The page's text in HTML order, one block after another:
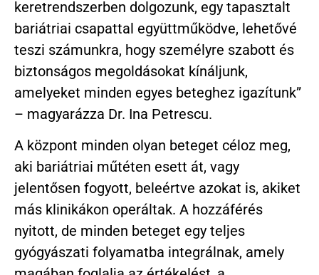
keretrendszerben dolgozunk, egy tapasztalt
bariátriai csapattal együttműködve, lehetővé
teszi számunkra, hogy személyre szabott és
biztonságos megoldásokat kínáljunk,
amelyeket minden egyes beteghez igazítunk”
– magyarázza Dr. Ina Petrescu.
A központ minden olyan beteget céloz meg,
aki bariátriai műtéten esett át, vagy
jelentősen fogyott, beleértve azokat is, akiket
más klinikákon operáltak. A hozzáférés
nyitott, de minden beteget egy teljes
gyógyászati ​​folyamatba integrálnak, amely